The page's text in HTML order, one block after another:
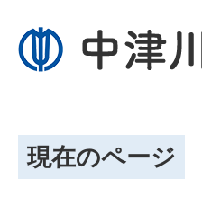
現在のページ